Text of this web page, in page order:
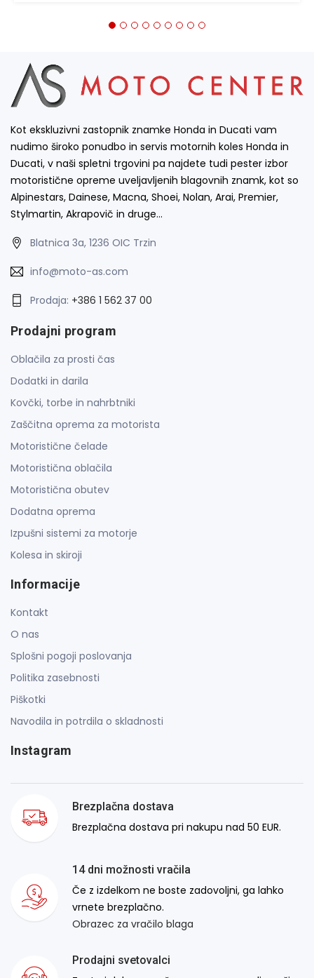
Kot ekskluzivni zastopnik znamke Honda in Ducati vam
nudimo široko ponudbo in servis motornih koles Honda in
Ducati, v naši spletni trgovini pa najdete tudi pester izbor
motoristične opreme uveljavljenih blagovnih znamk, kot so
Alpinestars, Dainese, Macna, Shoei, Nolan, Arai, Premier,
Stylmartin, Akrapovič in druge…
Blatnica 3a, 1236 OIC Trzin
info@moto-as.com
Prodaja: +386 1 562 37 00
Prodajni program
Oblačila za prosti čas
Dodatki in darila
Kovčki, torbe in nahrbtniki
Zaščitna oprema za motorista
Motoristične čelade
Motoristična oblačila
Motoristična obutev
Dodatna oprema
Izpušni sistemi za motorje
Kolesa in skiroji
Informacije
Kontakt
O nas
Splošni pogoji poslovanja
Politika zasebnosti
Piškotki
Navodila in potrdila o skladnosti
Instagram
Brezplačna dostava
Brezplačna dostava pri nakupu nad 50 EUR.
14 dni možnosti vračila
Če z izdelkom ne boste zadovoljni, ga lahko
vrnete brezplačno.
Obrazec za vračilo blaga
Prodajni svetovalci